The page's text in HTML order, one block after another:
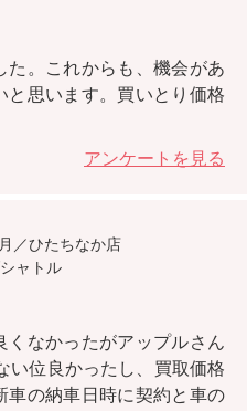
た。これからも、機会があ
思います。 買いとり価格
アンケートを見る
／ひたちなか店
ャトル
くなかったがアップルさん
い位良かったし、買取価格
車の納車日時に契約と車の